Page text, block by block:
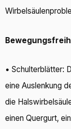
• Schulterblätter:
eine Auslenkung
die
einen Quergurt,